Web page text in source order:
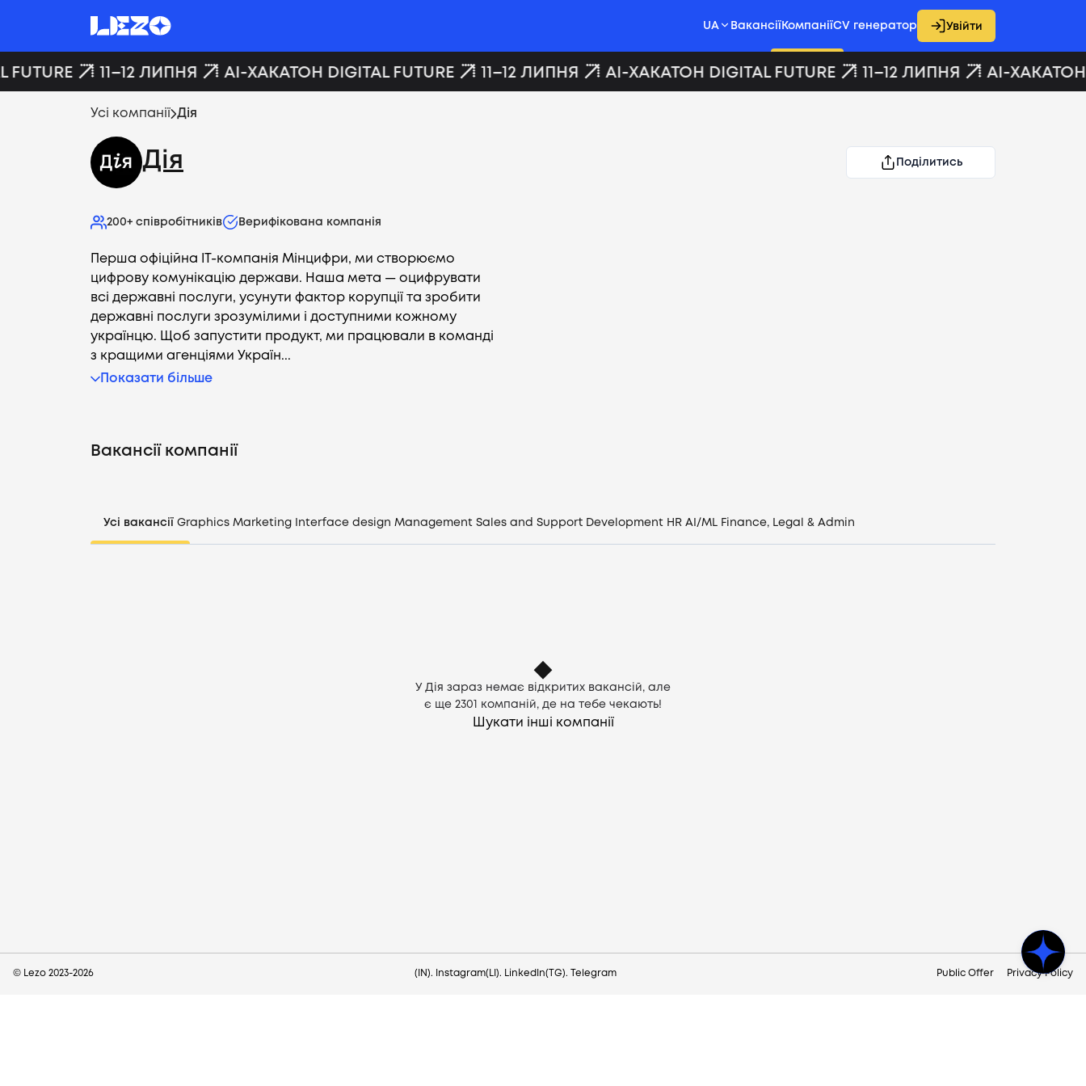
Увійти
UA Вакансії КомпаніїCV генератор Увійти
11–12 ЛИПНЯ AI-ХАКАТОН DIGITAL FUTURE 11–12 ЛИПНЯ AI-ХАКАТОН DIGITAL FUTURE 11–12 ЛИПНЯ AI-ХАКАТОН
Усі компанії Дія
Дія Поділитись
200+ співробітників Верифікована компанія
Перша офіційна IT-компанія Мінцифри, ми створюємо
цифрову комунікацію держави. Наша мета — оцифрувати
всі державні послуги, усунути фактор корупції та зробити
державні послуги зрозумілими і доступними кожному
українцю. Щоб запустити продукт, ми працювали в команді
з кращими агенціями Україн...
Показати більше
Вакансії компанії
Усі вакансії Graphics Marketing Interface design Management Sales and Support Development HR AI/ML Finance, Legal & Admin
У Дія зараз немає відкритих вакансій, але
є ще 2301 компаній, де на тебе чекають!
Шукати інші компанії
© Lezo 2023-2026 (IN). Instagram(LI). LinkedIn(TG). Telegram Public Offer Privacy Policy